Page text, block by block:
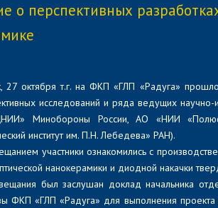
о перспективных
27 октября т.г. на ФКП «ГЛП «Радуга»
исследований и ряда ведущих научно-
Минобороны России, АО «НИИ
институт им. П.Н. Лебедева» РАН).
участники ознакомились с
нанокерамики и диодной накачки
был заслушан доклад начальника
ФКП «ГЛП «Радуга» для выполнения проекта